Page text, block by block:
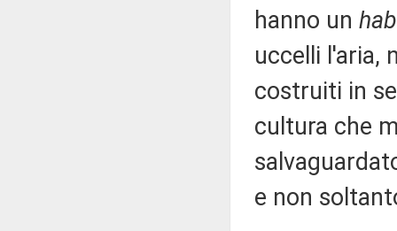
hanno un
uccelli l'aria,
costruiti in
cultura che
e non